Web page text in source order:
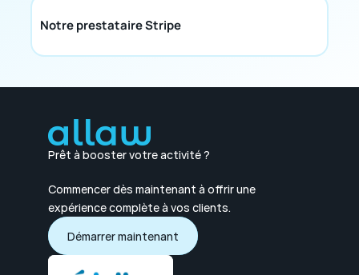
Notre prestataire Stripe
Prêt à booster votre activité ?
Commencer dès maintenant à offrir une
expérience complète à vos clients.
Démarrer maintenant
Démarrer maintenant